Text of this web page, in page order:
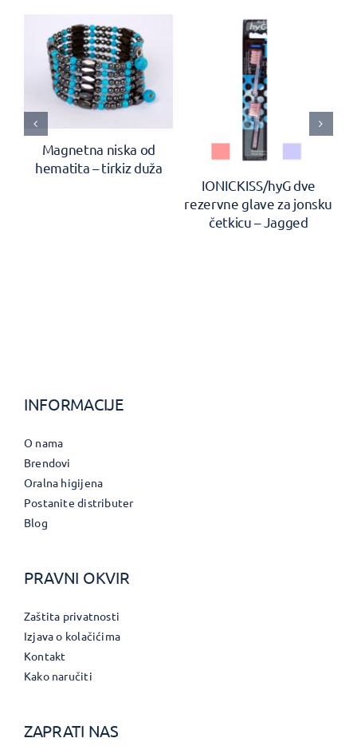
Magnetna niska od
hematita – tirkiz duža
IONICKISS/hyG dve
rezervne glave za jonsku
četkicu – Jagged
INFORMACIJE
O nama
Brendovi
Oralna higijena
Postanite distributer
Blog
PRAVNI OKVIR
Zaštita privatnosti
Izjava o kolačićima
Kontakt
Kako naručiti
ZAPRATI NAS